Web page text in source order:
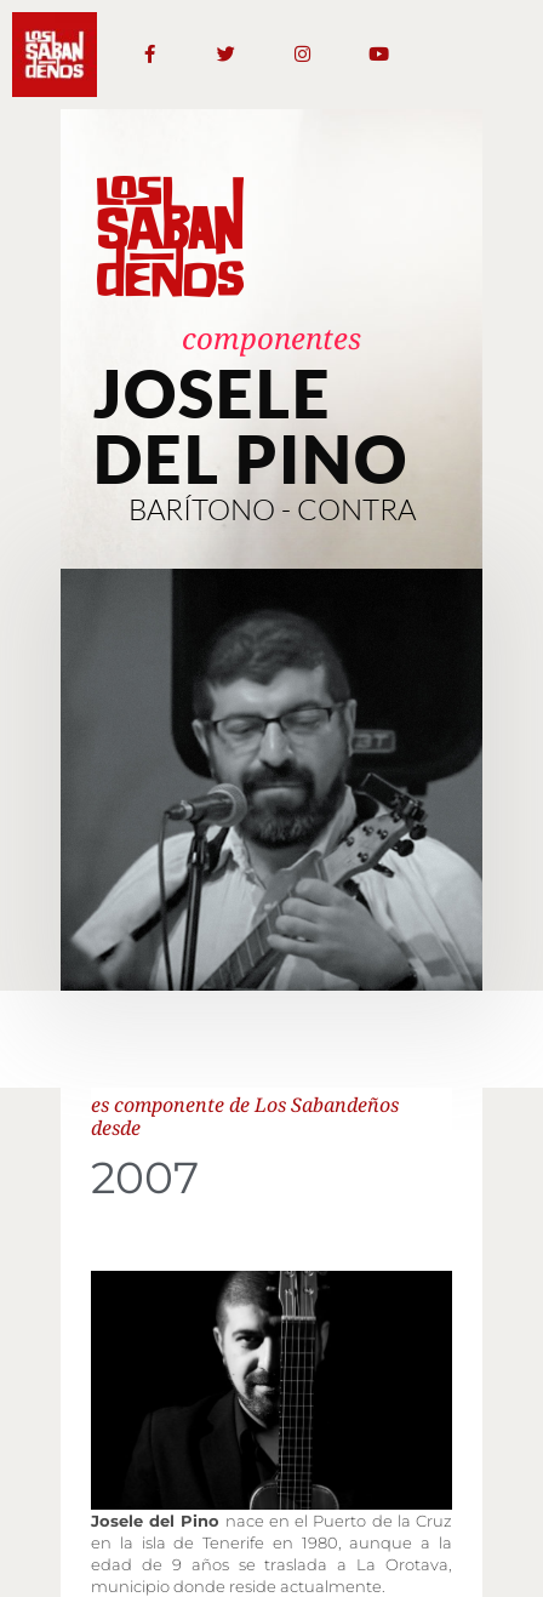
componentes
JOSELE
DEL PINO
BARÍTONO - CONTRA
es componente de Los Sabandeños
desde
2007
Josele del Pino nace en el Puerto de la Cruz
en la isla de Tenerife en 1980, aunque a la
edad de 9 años se traslada a La Orotava,
municipio donde reside actualmente.